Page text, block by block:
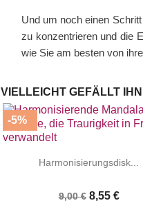
Und um noch einen
zu konzentrieren und die
wie Sie am besten von
VIELLEICHT GEFÄLLT
 | 
Harmonisierungsdisk...
9,00 € 8,55 €
-5%